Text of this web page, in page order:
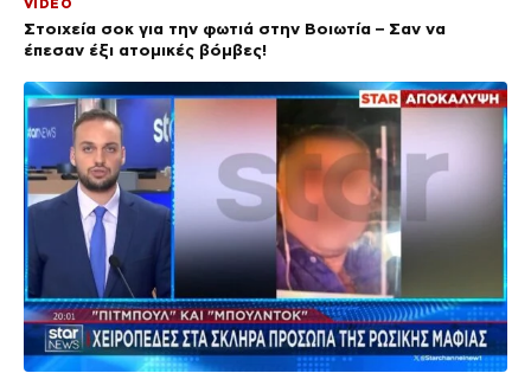
VIDEO
Στοιχεία σοκ για την φωτιά στην Βοιωτία – Σαν να
έπεσαν έξι ατομικές βόμβες!